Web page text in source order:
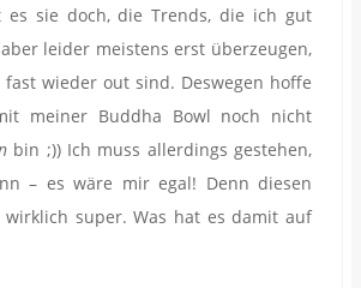
es sie doch, die Trends, die ich gut
leider meistens erst überzeugen,
wieder out sind. Deswegen hoffe
meiner Buddha Bowl noch nicht
bin ;)) Ich muss allerdings gestehen,
– es wäre mir egal! Denn diesen
super. Was hat es damit auf